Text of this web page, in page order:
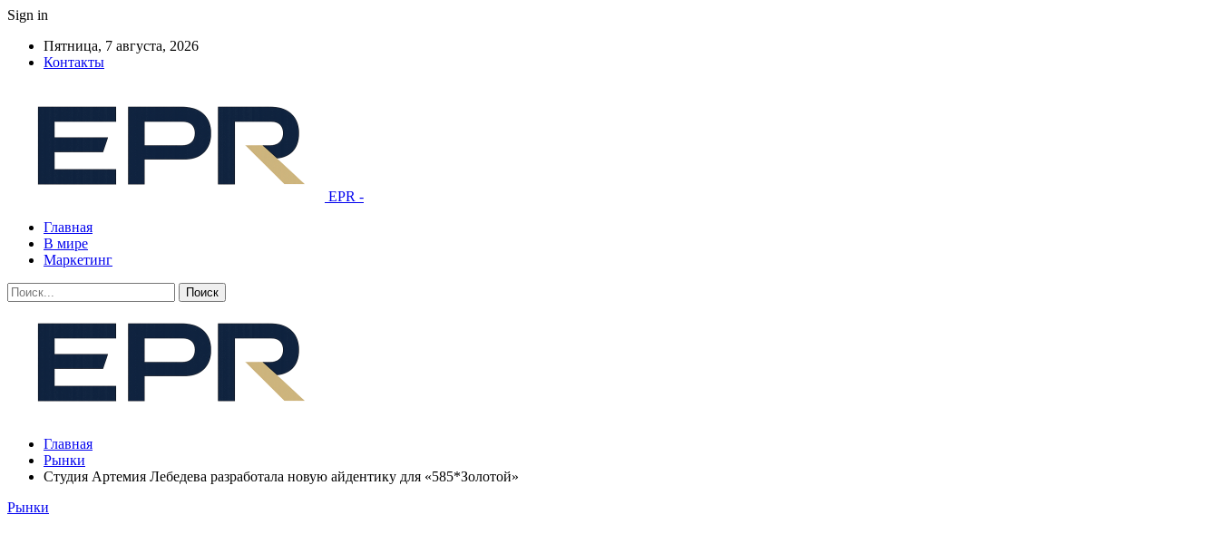
Sign in
Пятница, 7 августа, 2026
Контакты
EPR -
Главная
В мире
Маркетинг
Главная
Рынки
Студия Артемия Лебедева разработала новую айдентику для «585*Золотой»
Рынки